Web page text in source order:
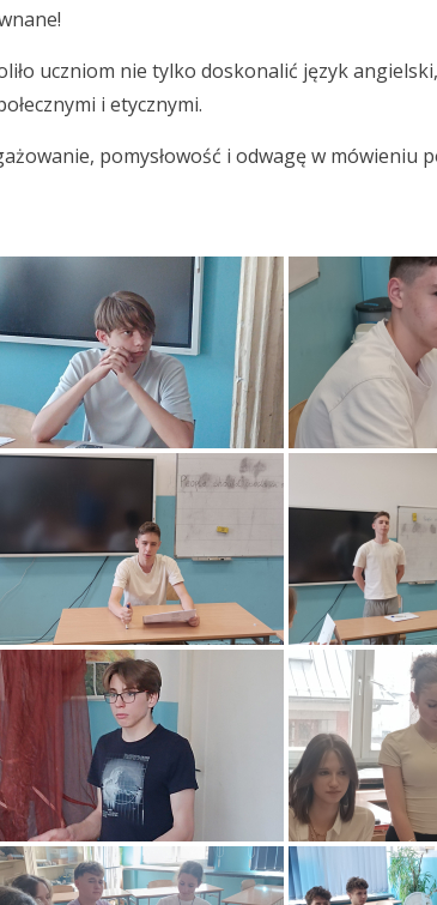
uczniom nie tylko doskonalić język
i etycznymi.
pomysłowość i odwagę w mówieniu